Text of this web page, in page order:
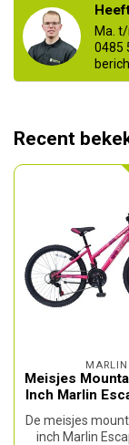
Ma.
0485
Recent
MARLIN
Meisjes
Inch Marlin
De meisjes
inch Marlin